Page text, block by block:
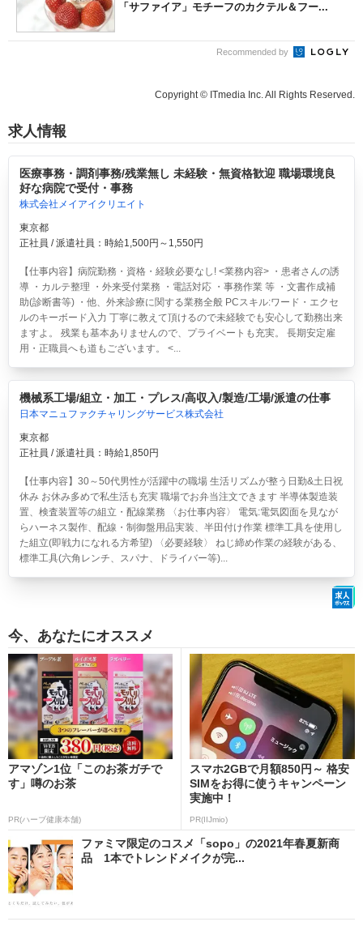
「サファイア」モチーフのカクテル＆フー...
Recommended by
Copyright © ITmedia Inc. All Rights Reserved.
求人情報
医療事務・調剤事務/残業無し 未経験・無資格歓迎 職場環境良
好な病院で受付・事務
株式会社メイアイクリエイト
東京都
正社員 / 派遣社員：時給1,500円～1,550円
【仕事内容】病院勤務・資格・経験必要なし! <業務内容> ・患者さんの誘
導 ・カルテ整理 ・外来受付業務 ・電話対応 ・事務作業 等 ・文書作成補
助(診断書等) ・他、外来診療に関する業務全般 PCスキル:ワード・エクセ
ルのキーボード入力 丁寧に教えて頂けるので未経験でも安心して勤務出来
ますよ。 残業も基本ありませんので、プライベートも充実。 長期安定雇
用・正職員へも道もございます。 <...
機械系工場/組立・加工・プレス/高収入/製造/工場/派遣の仕事
日本マニュファクチャリングサービス株式会社
東京都
正社員 / 派遣社員：時給1,850円
【仕事内容】30～50代男性が活躍中の職場 生活リズムが整う日勤&土日祝
休み お休み多めで私生活も充実 職場でお弁当注文できます 半導体製造装
置、検査装置等の組立・配線業務 〈お仕事内容〉 電気:電気図面を見なが
らハーネス製作、配線・制御盤用品実装、半田付け作業 標準工具を使用し
た組立(即戦力になれる方希望) 〈必要経験〉 ねじ締め作業の経験がある、
標準工具(六角レンチ、スパナ、ドライバー等)...
今、あなたにオススメ
アマゾン1位「このお茶ガチで
す」噂のお茶
PR(ハーブ健康本舗)
スマホ2GBで月額850円～ 格安
SIMをお得に使うキャンペーン
実施中！
PR(IIJmio)
ファミマ限定のコスメ「sopo」の2021年春夏新商
品 1本でトレンドメイクが完...